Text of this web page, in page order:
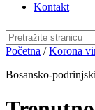
Kontakt